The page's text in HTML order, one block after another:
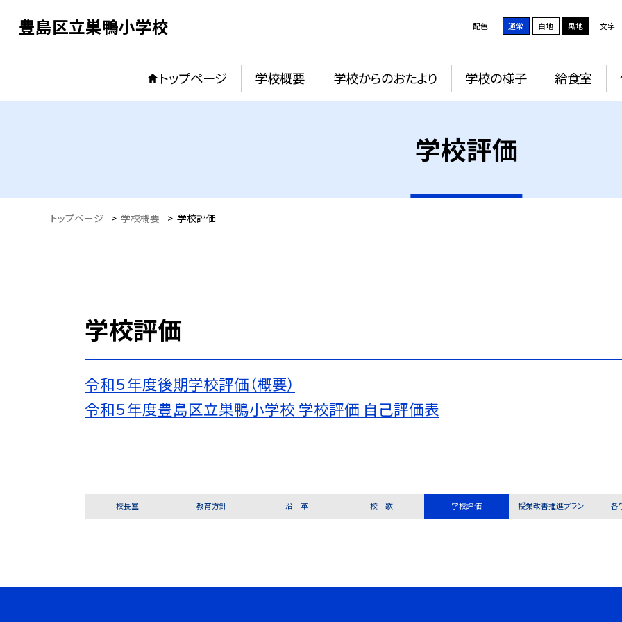
豊島区立巣鴨小学校 配色 通常 白地 黒地 文字
トップページ 学校概要 学校からのおたより 学校の様子 給食室
学校評価
トップページ > 学校概要 > 学校評価
学校評価
令和５年度後期学校評価（概要）
令和５年度豊島区立巣鴨小学校 学校評価 自己評価表
校長室 教育方針 沿 革 校 歌 学校評価 授業改善推進プラン 各